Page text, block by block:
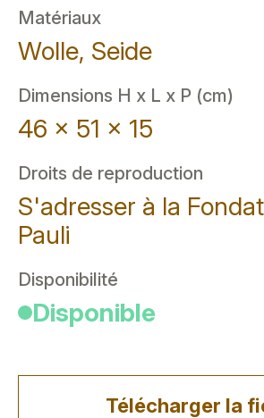
Matériaux
Wolle, Seide
Dimensions H x L x P (cm)
46 x 51 x 15
Droits de reproduction
S'adresser à la
Pauli
Disponibilité
Disponible
Télécharger la